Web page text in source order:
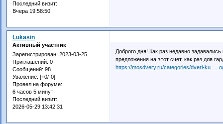
Последний визит:
Вчера 19:58:50
Lukasin
Активный участник
Зарегистрирован: 2023-03-25
Приглашений: 0
Сообщений: 98
Уважение: [+0/-0]
Провел на форуме:
6 часов 5 минут
Последний визит:
2026-05-29 13:42:31
Доброго дня! Как раз недавно
предложения на этот счет, как раз для
https://mosdvery.ru/categories/dveri-ku …